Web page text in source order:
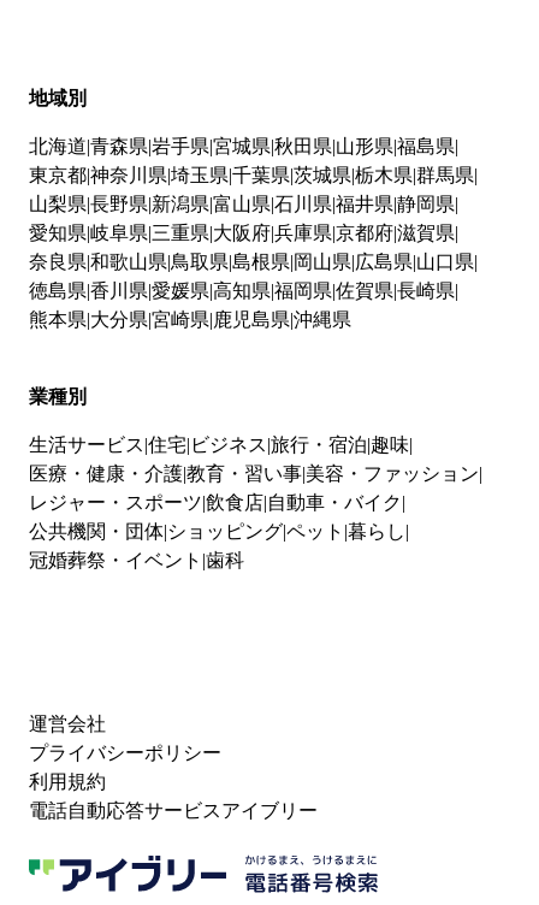
地域別
北海道 青森県 岩手県 宮城県 秋田県 山形県 福島県
東京都神奈川県 埼玉県 千葉県 茨城県 栃木県 群馬県
山梨県 長野県 新潟県 富山県 石川県 福井県 静岡県
愛知県 岐阜県 三重県 大阪府兵庫県 京都府滋賀県
奈良県 和歌山県 鳥取県 島根県 岡山県 広島県 山口県
徳島県 香川県 愛媛県 高知県 福岡県 佐賀県 長崎県
熊本県 大分県 宮崎県 鹿児島県 沖縄県
業種別
生活サービス 住宅 ビジネス 旅行・宿泊 趣味
医療・健康・介護教育・習い事 美容・ファッション
レジャー・スポーツ 飲食店 自動車・バイク
公共機関・団体 ショッピングペット 暮らし
冠婚葬祭・イベント 歯科
運営会社
プライバシーポリシー
利用規約
電話自動応答サービスアイブリー